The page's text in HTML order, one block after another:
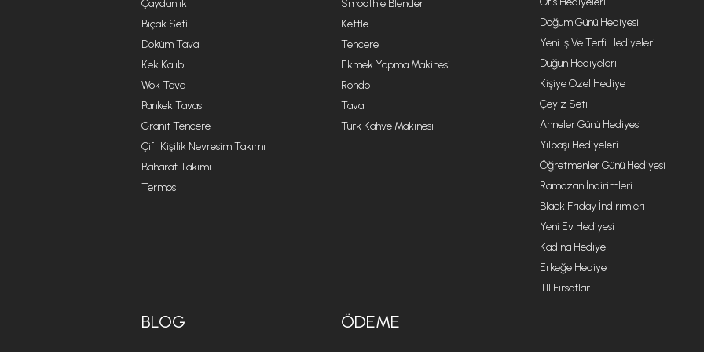
Çaydanlık
Bıçak Seti
Döküm Tava
Kek Kalıbı
Wok Tava
Pankek Tavası
Granit Tencere
Çift Kişilik Nevresim Takımı
Baharat Takımı
Termos
Smoothie Blender
Kettle
Tencere
Ekmek Yapma Makinesi
Rondo
Tava
Türk Kahve Makinesi
Doğum Günü Hediyesi
Yeni Iş Ve Terfi Hediyeleri
Düğün Hediyeleri
Kişiye Özel Hediye
Çeyiz Seti
Anneler Günü Hediyesi
Yılbaşı Hediyeleri
Öğretmenler Günü Hediyesi
Ramazan İndirimleri
Black Friday İndirimleri
Yeni Ev Hediyesi
Kadına Hediye
Erkeğe Hediye
11.11 Fırsatlar
BLOG ÖDEME